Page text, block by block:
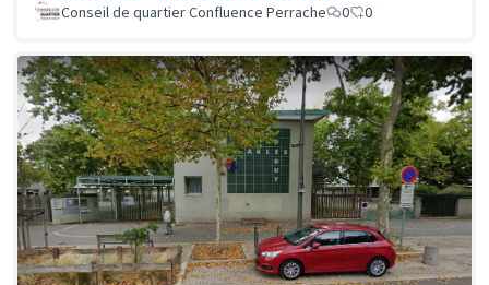
Conseil de quartier Confluence Perrache 0 0